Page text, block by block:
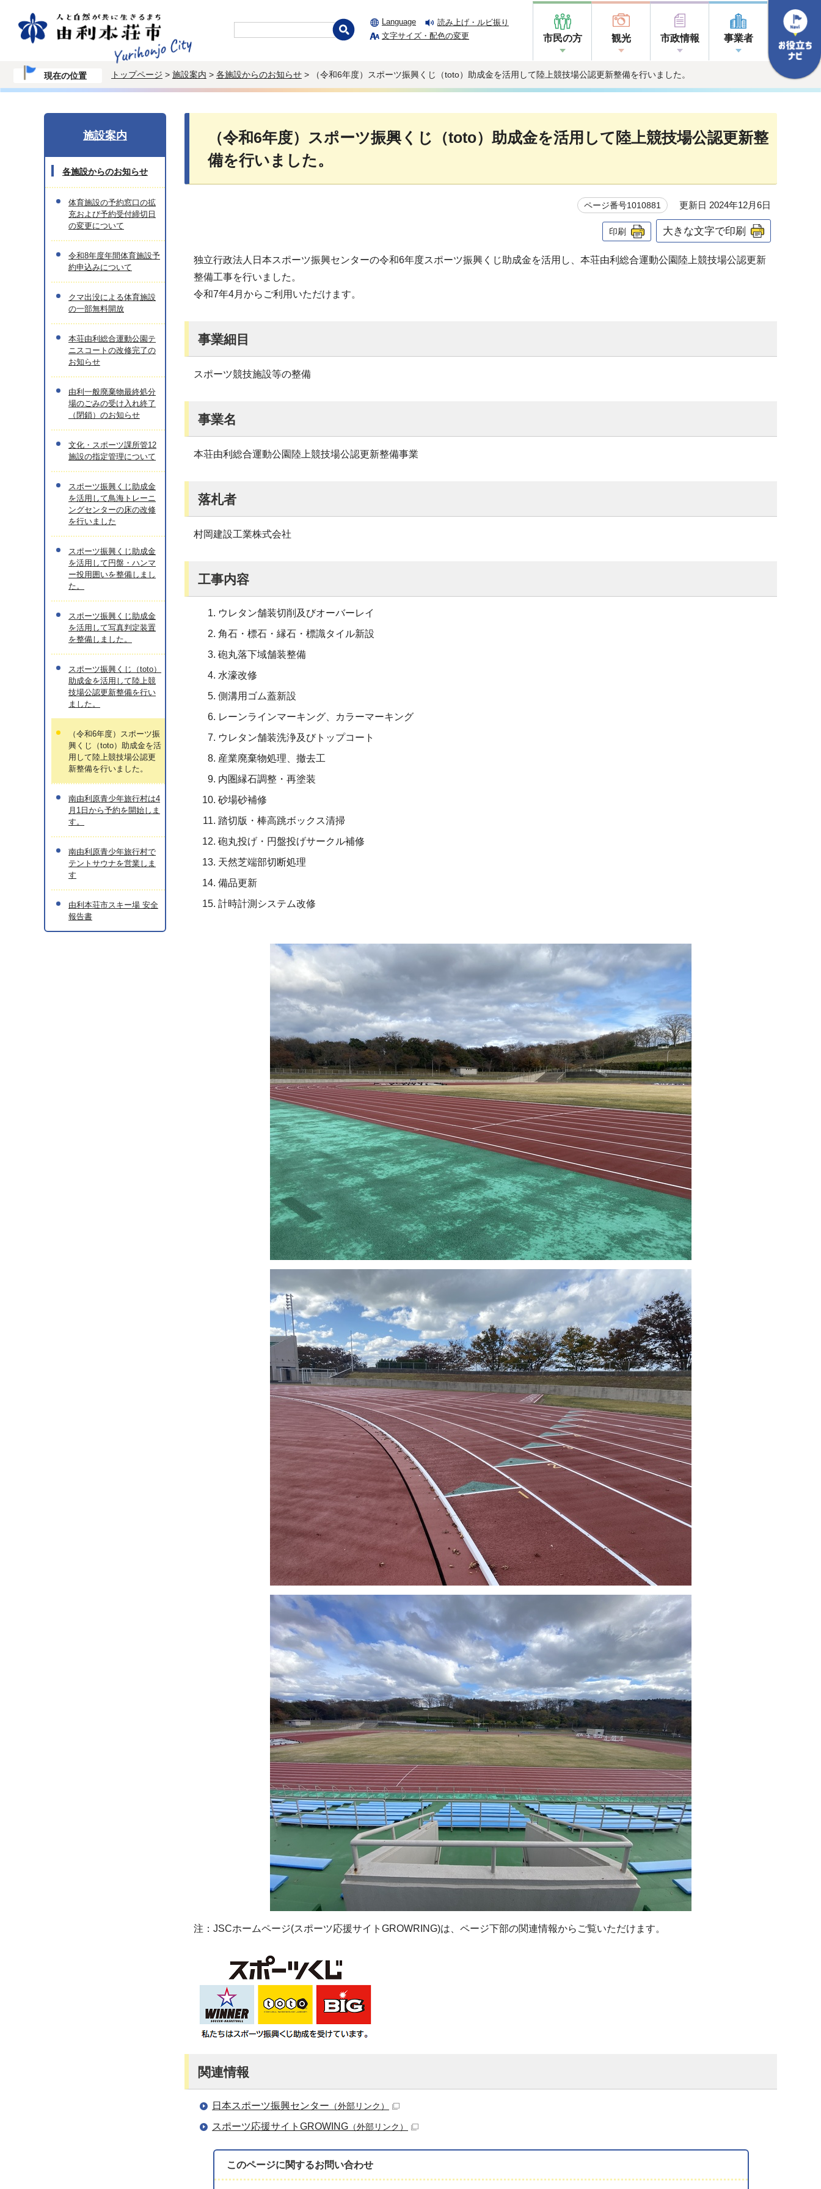
Language
読み上げ・ルビ振り
文字サイズ・配色の変更
市民の方 観光 市政情報 事業者
現在の位置 トップページ > 施設案内 > 各施設からのお知らせ > （令和6年度）スポーツ振興くじ（toto）助成金を活用して陸上競技場公認更新整備を行いました。
（令和6年度）スポーツ振興くじ（toto）助成金を活用して陸上競技場公認更新整
備を行いました。
ページ番号1010881 更新日 2024年12月6日
印刷 大きな文字で印刷
独立行政法人日本スポーツ振興センターの令和6年度スポーツ振興くじ助成金を活用し、本荘由利総合運動公園陸上競技場公認更新
整備工事を行いました。
令和7年4月からご利用いただけます。
事業細目
スポーツ競技施設等の整備
事業名
本荘由利総合運動公園陸上競技場公認更新整備事業
落札者
村岡建設工業株式会社
工事内容
ウレタン舗装切削及びオーバーレイ
角石・標石・縁石・標識タイル新設
砲丸落下域舗装整備
水濠改修
側溝用ゴム蓋新設
レーンラインマーキング、カラーマーキング
ウレタン舗装洗浄及びトップコート
産業廃棄物処理、撤去工
内圏縁石調整・再塗装
砂場砂補修
踏切版・棒高跳ボックス清掃
砲丸投げ・円盤投げサークル補修
天然芝端部切断処理
備品更新
計時計測システム改修
注：JSCホームページ(スポーツ応援サイトGROWRING)は、ページ下部の関連情報からご覧いただけます。
関連情報
日本スポーツ振興センター （外部リンク）
スポーツ応援サイトGROWING （外部リンク）
このページに関するお問い合わせ
施設案内
各施設からのお知らせ
体育施設の予約窓口の拡
充および予約受付締切日
の変更について
令和8年度年間体育施設予
約申込みについて
クマ出没による体育施設
の一部無料開放
本荘由利総合運動公園テ
ニスコートの改修完了の
お知らせ
由利一般廃棄物最終処分
場のごみの受け入れ終了
（閉鎖）のお知らせ
文化・スポーツ課所管12
施設の指定管理について
スポーツ振興くじ助成金
を活用して鳥海トレーニ
ングセンターの床の改修
を行いました
スポーツ振興くじ助成金
を活用して円盤・ハンマ
ー投用囲いを整備しまし
た。
スポーツ振興くじ助成金
を活用して写真判定装置
を整備しました。
スポーツ振興くじ（toto）
助成金を活用して陸上競
技場公認更新整備を行い
ました。
（令和6年度）スポーツ振
興くじ（toto）助成金を活
用して陸上競技場公認更
新整備を行いました。
南由利原青少年旅行村は4
月1日から予約を開始しま
す。
南由利原青少年旅行村で
テントサウナを営業しま
す
由利本荘市スキー場 安全
報告書